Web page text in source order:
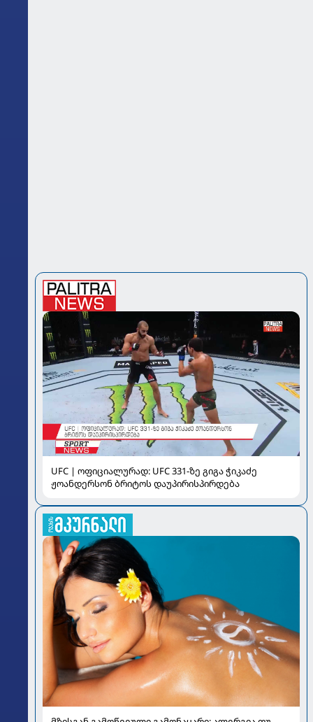
UFC | ოფიციალურად: UFC 331-ზე გიგა ჭიკაძე
ჟოანდერსონ ბრიტოს დაუპირისპირდება